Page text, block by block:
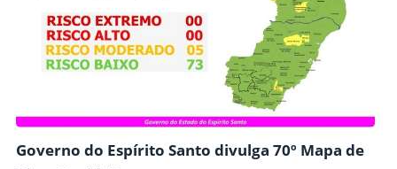
Governo do Espírito Santo divulga 70º Mapa de